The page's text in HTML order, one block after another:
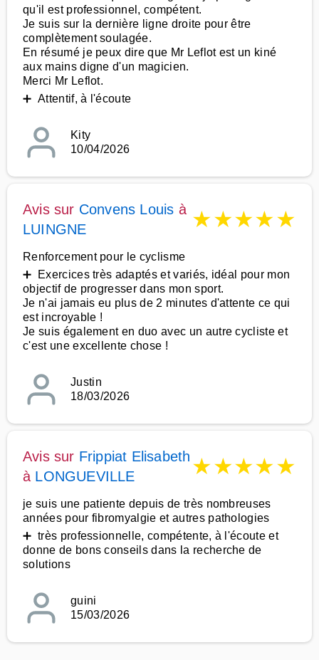
qu'il est professionnel, compétent.
Je suis sur la dernière ligne droite pour être
complètement soulagée.
En résumé je peux dire que Mr Leflot est un kiné
aux mains digne d'un magicien.
Merci Mr Leflot.
➕ Attentif, à l'écoute
Kity
10/04/2026
Avis sur Convens Louis à
LUINGNE
★★★★★
Renforcement pour le cyclisme
➕ Exercices très adaptés et variés, idéal pour mon
objectif de progresser dans mon sport.
Je n'ai jamais eu plus de 2 minutes d'attente ce qui
est incroyable !
Je suis également en duo avec un autre cycliste et
c'est une excellente chose !
Justin
18/03/2026
Avis sur Frippiat Elisabeth
à LONGUEVILLE ★★★★★
je suis une patiente depuis de très nombreuses
années pour fibromyalgie et autres pathologies
➕ très professionnelle, compétente, à l'écoute et
donne de bons conseils dans la recherche de
solutions
guini
15/03/2026